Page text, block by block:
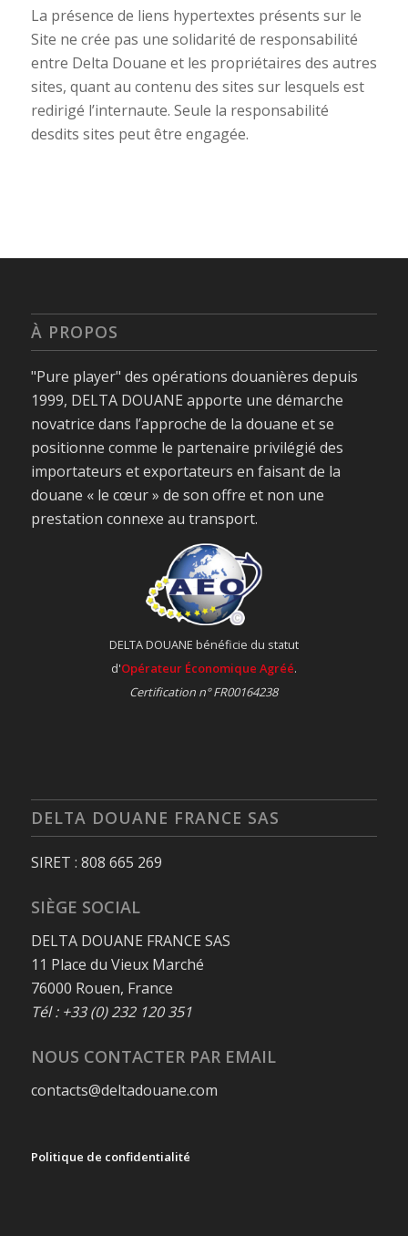
La présence de liens hypertextes présents sur le
Site ne crée pas une solidarité de responsabilité
entre Delta Douane et les propriétaires des autres
sites, quant au contenu des sites sur lesquels est
redirigé l’internaute. Seule la responsabilité
desdits sites peut être engagée.
À PROPOS
"Pure player" des opérations douanières depuis
1999, DELTA DOUANE apporte une démarche
novatrice dans l’approche de la douane et se
positionne comme le partenaire privilégié des
importateurs et exportateurs en faisant de la
douane « le cœur » de son offre et non une
prestation connexe au transport.
DELTA DOUANE bénéficie du statut
d'Opérateur Économique Agréé.
Certification n° FR00164238
DELTA DOUANE FRANCE SAS
SIRET : 808 665 269
SIÈGE SOCIAL
DELTA DOUANE FRANCE SAS
11 Place du Vieux Marché
76000 Rouen, France
Tél : +33 (0) 232 120 351
NOUS CONTACTER PAR EMAIL
contacts@deltadouane.com
Politique de confidentialité